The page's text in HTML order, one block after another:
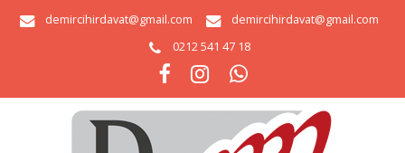
demircihirdavat@gmail.com
demircihirdavat@gmail.com
0212 541 47 18